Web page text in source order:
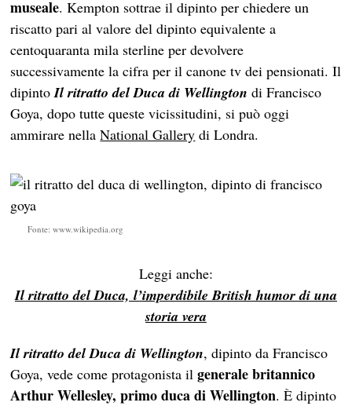
museale. Kempton sottrae il dipinto per chiedere un
riscatto pari al valore del dipinto equivalente a
centoquaranta mila sterline per devolvere
successivamente la cifra per il canone tv dei pensionati. Il
dipintoIl ritratto del Duca di Wellington di Francisco
Goya, dopo tutte queste vicissitudini, si può oggi
ammirare nellaNational Gallery di Londra.
Fonte: www.wikipedia.org
Leggi anche:
Il ritratto del Duca, l’imperdibile British humor di una
storia vera
Il ritratto del Duca di Wellington, dipinto da Francisco
Goya, vede come protagonista ilgenerale britannico
Arthur Wellesley, primo duca di Wellington. È dipinto